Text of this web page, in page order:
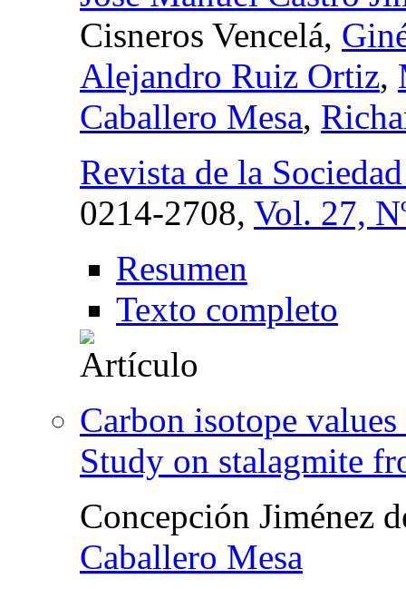
Cisneros Vencelá,
Alejandro Ruiz Ortiz,
Caballero Mesa,
Revista de la
0214-2708, Vol. 27,
Resumen
Texto completo
Carbon isotope
Study on stalagmite
Concepción Jiménez
Caballero Mesa